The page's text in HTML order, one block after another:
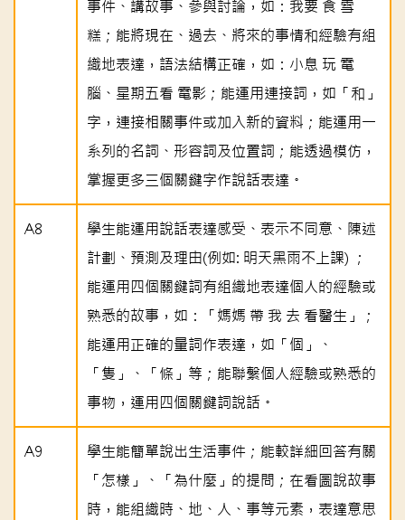
事件、講故事、參與討論，如：我要 食 雪
糕；能將現在、過去、將來的事情和經驗有組
織地表達，語法結構正確，如：小息 玩 電
腦、星期五看 電影；能運用連接詞，如「和」
字，連接相關事件或加入新的資料；能運用一
系列的名詞、形容詞及位置詞；能透過模仿，
掌握更多三個關鍵字作說話表達。
A8
學生能運用說話表達感受、表示不同意、陳述
計劃、預測及理由(例如: 明天黑雨不上課) ；
能運用四個關鍵詞有組織地表達個人的經驗或
熟悉的故事，如：「媽媽 帶 我 去 看醫生」；
能運用正確的量詞作表達，如「個」、
「隻」、「條」等；能聯繫個人經驗或熟悉的
事物，運用四個關鍵詞說話。
A9
學生能簡單說出生活事件；能較詳細回答有關
「怎樣」、「為什麼」的提問；在看圖說故事
時，能組織時、地、人、事等元素，表達意思